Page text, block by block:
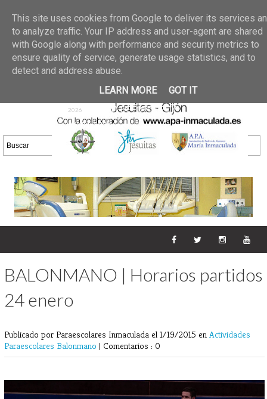
02 jun 2026
GALERIA DE FOTOS
30/05/2026
25 may 2026
GALERIA
DE FOTOS 23/05/2026
20 may
2026
GALERIA DE FOTOS
16/05/2026
DE FOTOS 09/05/2026
28 abr
2026
GALERIA DE FOTOS 25 Y
26/04/2026
BALONMANO | Horarios partidos
24 enero
Publicado por Paraescolares Inmaculada el 1/19/2015 en Actividades
Paraescolares Balonmano | Comentarios : 0
This site uses cookies from Google to deliver its services
to analyze traffic. Your IP address and user-agent are shared
with Google along with performance and security metrics to
ensure quality of service, generate usage statistics, and to
detect and address abuse.
LEARN MORE
GOT IT